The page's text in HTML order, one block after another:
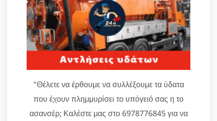
"Θέλετε να έρθουμε να συλλέξουμε τα ύδατα
που έχουν πλημμυρίσει το υπόγειό σας η το
ασανσέρ; Καλέστε μας στο 6978776845 για να